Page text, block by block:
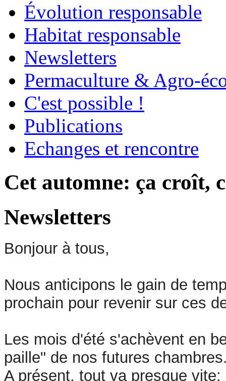
Évolution responsable
Habitat responsable
Newsletters
Permaculture & Agro-
C'est possible !
Publications
Echanges et rencontre
Cet automne: ça croît,
Newsletters
Bonjour à tous,
Nous anticipons le gain de
prochain pour revenir sur ces
Les mois d'été s'achèvent en
paille" de nos futures
A présent, tout va presque